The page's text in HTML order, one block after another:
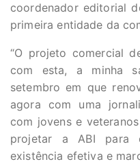
coordenador editorial
primeira entidade da
“O projeto comercial
com esta, a minha
setembro em que
agora com uma
com jovens e
projetar a ABI para
existência efetiva e